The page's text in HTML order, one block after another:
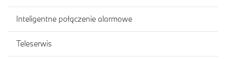
Inteligentne połączenie alarmowe
Teleserwis